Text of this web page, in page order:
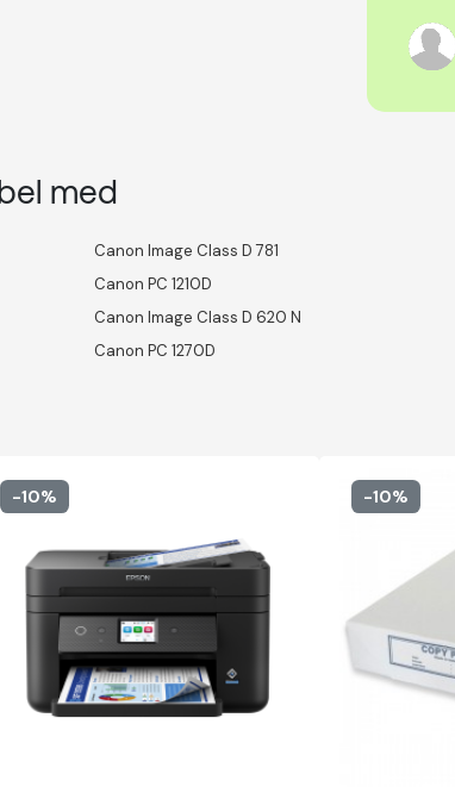
med
Canon Image Class D 781
Canon PC 1210D
Canon Image Class D 620 N
Canon PC 1270D
-10% -10%